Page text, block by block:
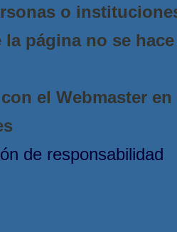
o
la página no se
el Webmaster
de responsabilidad